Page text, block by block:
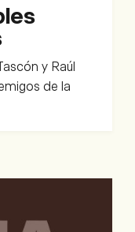
y Raúl
de la